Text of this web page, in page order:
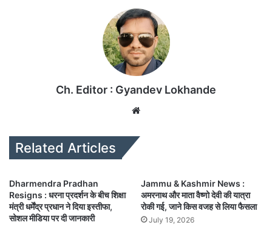
Ch. Editor : Gyandev Lokhande
Related Articles
Dharmendra Pradhan
Resigns : धरना प्रदर्शन के बीच शिक्षा
मंत्री धर्मेंद्र प्रधान ने दिया इस्तीफा,
सोशल मीडिया पर दी जानकारी
Jammu & Kashmir News :
अमरनाथ और माता वैष्णो देवी की यात्रा
रोकी गई, जाने किस वजह से लिया फैसला
July 19, 2026